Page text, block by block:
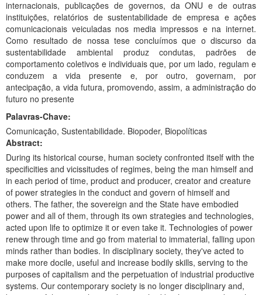
internacionais, publicações de governos, da ONU e de outras
instituições, relatórios de sustentabilidade de empresa e ações
comunicacionais veiculadas nos media impressos e na internet.
Como resultado de nossa tese concluímos que o discurso da
sustentabilidade ambiental produz condutas, padrões de
comportamento coletivos e individuais que, por um lado, regulam e
conduzem a vida presente e, por outro, governam, por
antecipação, a vida futura, promovendo, assim, a administração do
futuro no presente
Palavras-Chave:
Comunicação, Sustentabilidade. Biopoder, Biopolíticas
Abstract:
During its historical course, human society confronted itself with the
specificities and vicissitudes of regimes, being the man himself and
in each period of time, product and producer, creator and creature
of power strategies in the conduct and govern of himself and
others. The father, the sovereign and the State have embodied
power and all of them, through its own strategies and technologies,
acted upon life to optimize it or even take it. Technologies of power
renew through time and go from material to immaterial, falling upon
minds rather than bodies. In disciplinary society, they've acted to
make more docile, useful and increase bodily skills, serving to the
purposes of capitalism and the perpetuation of industrial productive
systems. Our contemporary society is no longer disciplinary and,